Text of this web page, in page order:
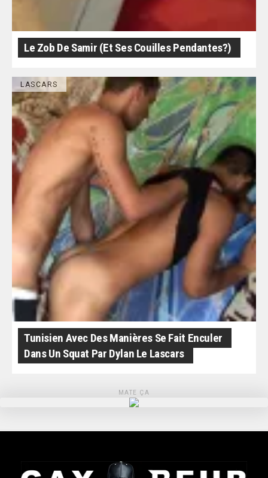
Le Zob De Samir (et Ses Couilles Pendantes?)
LASCARS
Tunisien Avec Des Manières Se Fait Enculer
Dans Un Squat Par Dylan Le Lascars
MATE ÇA